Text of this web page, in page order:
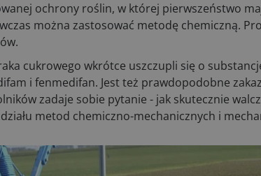
ochrony roślin, w której pierwszeństwo
można zastosować metodę chemiczną.
cukrowego wkrótce uszczupli się o
i fenmedifan. Jest też prawdopodobne
zadaje sobie pytanie - jak skutecznie
metod chemiczno-mechanicznych i